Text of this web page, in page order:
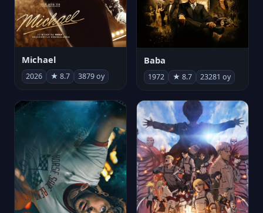
Michael
2026 ★ 8.7 3879 oy
Baba
1972 ★ 8.7 23281 oy